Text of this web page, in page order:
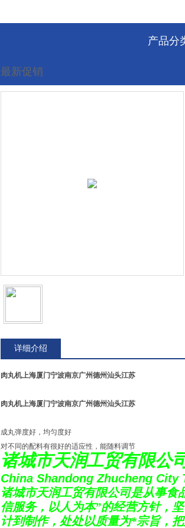
产品分
最新促销
详细介绍
肉丸机上海厦门宁波南京广州德州汕头江苏
肉丸机上海厦门宁波南京广州德州汕头江苏
成丸弹度好，均匀度好
对不同的配料有很好的适应性，能随料调节
诸城市天润工贸有限公
China Shandong Zhucheng
诸城市天润工贸有限公司是从事食
信服务，以人为本”的经营方针，
计到制作，处处以质量为*宗旨，